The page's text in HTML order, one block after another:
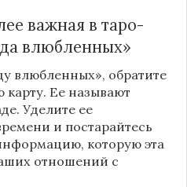
важная в таро-
влюбленных»
влюбленных», обратите
карту. Ее называют
Уделите ее
и постарайтесь
которую эта
отношений с